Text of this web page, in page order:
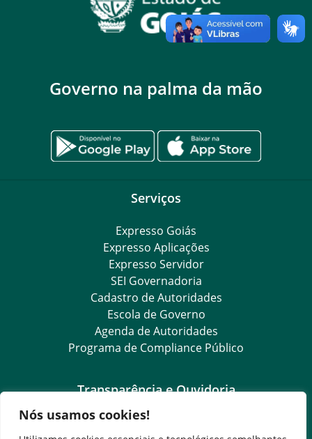
Nós usamos cookies!
Governo na palma da mão
Serviços
Expresso Goiás
Expresso Aplicações
Expresso Servidor
SEI Governadoria
Cadastro de Autoridades
Escola de Governo
Agenda de Autoridades
Programa de Compliance Público
Transparência e Ouvidoria
LGPD